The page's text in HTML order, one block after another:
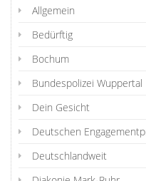
Allgemein
Bedürftig
Bochum
Bundespolizei Wuppertal
Dein Gesicht
Deutschen
Deutschlandweit